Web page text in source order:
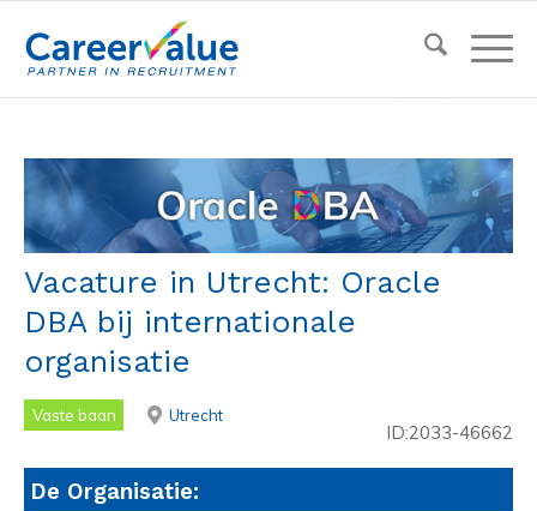
Vacature in Utrecht: Oracle
DBA bij internationale
organisatie
Vaste baan Utrecht
ID:2033-46662
De Organisatie: